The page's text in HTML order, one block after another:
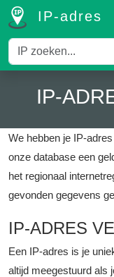
IP-adres
IP-
We hebben je IP-adres
onze database een
het regionaal
gevonden gegevens
IP-ADRES
Een IP-adres is je
altijd meegestuurd als